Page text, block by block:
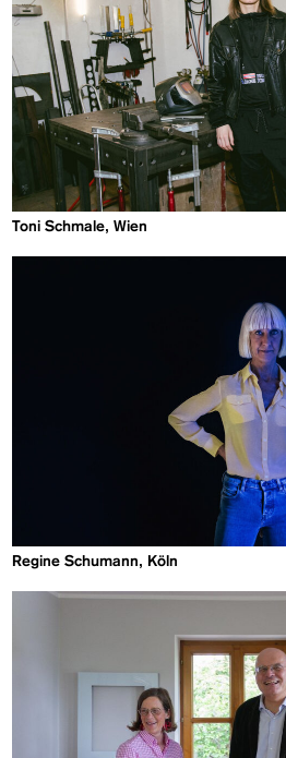
Toni Schmale, Wien
Regine Schumann, Köln